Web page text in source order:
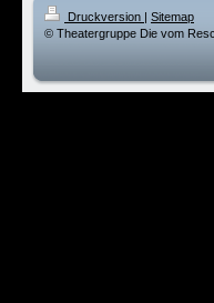
Druckversion | Sitemap
© Theatergruppe Die vom